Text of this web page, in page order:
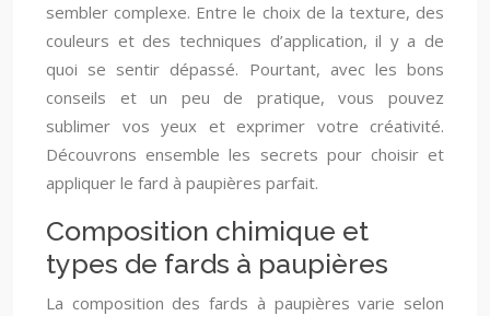
sembler complexe. Entre le choix de la texture, des
couleurs et des techniques d’application, il y a de
quoi se sentir dépassé. Pourtant, avec les bons
conseils et un peu de pratique, vous pouvez
sublimer vos yeux et exprimer votre créativité.
Découvrons ensemble les secrets pour choisir et
appliquer le fard à paupières parfait.
Composition chimique et
types de fards à paupières
La composition des fards à paupières varie selon